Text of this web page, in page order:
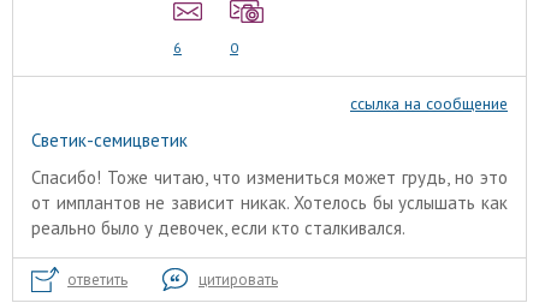
6 0
ссылка на сообщение
Светик-семицветик
Спасибо! Тоже читаю, что измениться может грудь, но это
от имплантов не зависит никак. Хотелось бы услышать как
реально было у девочек, если кто сталкивался.
ответить цитировать